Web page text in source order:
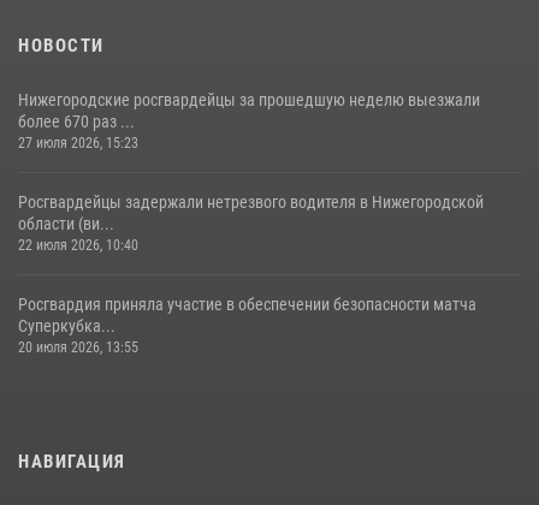
НОВОСТИ
Нижегородские росгвардейцы за прошедшую неделю выезжали
более 670 раз ...
27 июля 2026, 15:23
Росгвардейцы задержали нетрезвого водителя в Нижегородской
области (ви...
22 июля 2026, 10:40
Росгвардия приняла участие в обеспечении безопасности матча
Суперкубка...
20 июля 2026, 13:55
НАВИГАЦИЯ